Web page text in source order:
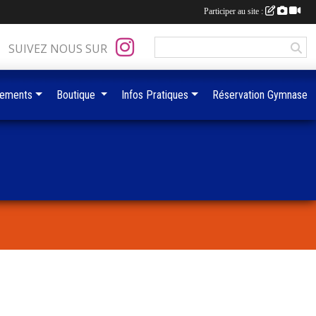
SUIVEZ NOUS SUR
Boutique Infos Pratiques Réservation Gymnase
Participer au site :